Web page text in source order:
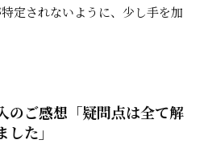
定されないように、少し手を加
のご感想「疑問点は全て解
た」